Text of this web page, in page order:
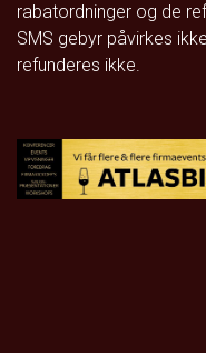
rabatordninger og de
SMS gebyr påvirkes
refunderes ikke.